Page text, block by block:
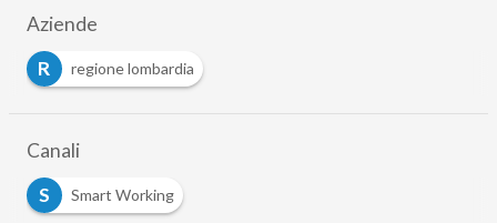
Aziende
R
regione lombardia
Canali
S
Smart Working